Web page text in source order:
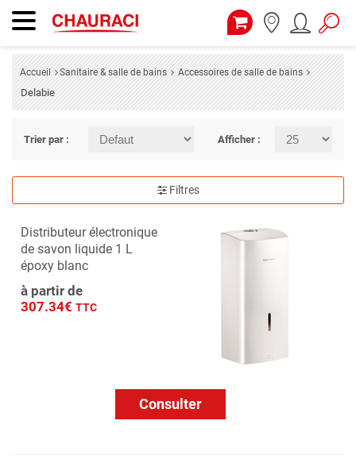
Accueil Sanitaire & salle de bains Accessoires de salle de bains
Delabie
Trier par : Afficher :
Filtres
Distributeur électronique
de savon liquide 1 L
époxy blanc
à partir de
307.34€ TTC
Consulter